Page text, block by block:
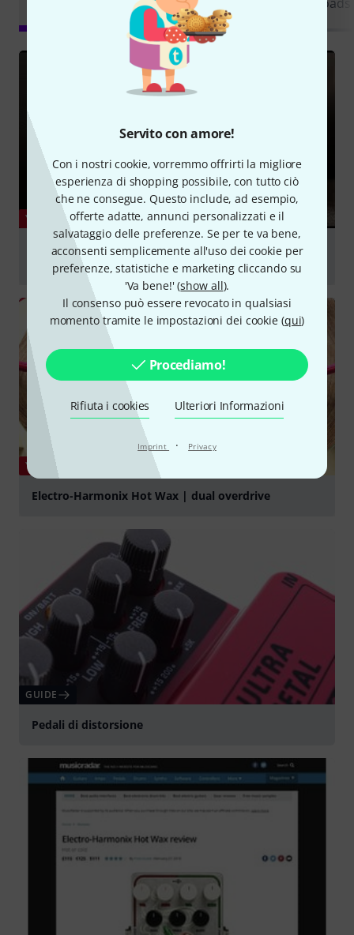
Servito con amore!
Con i nostri cookie, vorremmo offrirti la migliore
esperienza di shopping possibile, con tutto ciò
che ne consegue. Questo include, ad esempio,
offerte adatte, annunci personalizzati e il
salvataggio delle preferenze. Se per te va bene,
acconsenti semplicemente all'uso dei cookie per
preferenze, statistiche e marketing cliccando su
'Va bene!' (show all).
Il consenso può essere revocato in qualsiasi
momento tramite le impostazioni dei cookie (qui)
Procediamo!
Rifiuta i cookies Ulteriori Informazioni
Imprint · Privacy
online
specializzate
YOUTUBE
Electro Harmonix Hot Wax - The ultimate dual
overdrive for your David Gilmour tones?
YOUTUBE
Electro-Harmonix Hot Wax | dual overdrive
GUIDE
Pedali di distorsione